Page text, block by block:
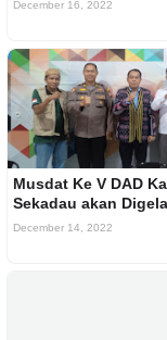
December 16, 2022
Musdat Ke V DAD
Sekadau akan
December 14, 2022